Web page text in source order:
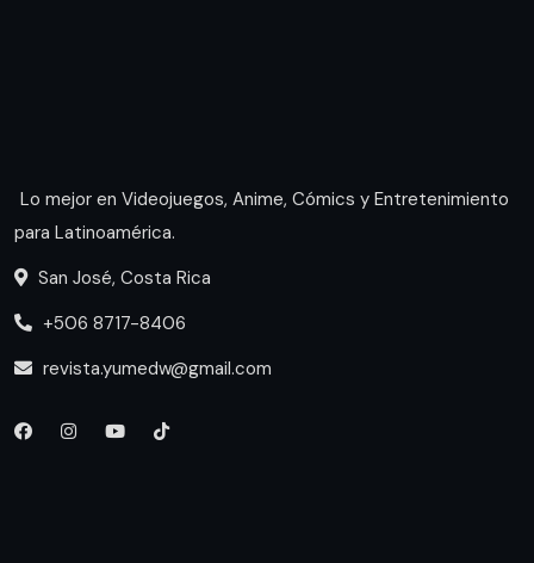
Lo mejor en Videojuegos, Anime, Cómics y Entretenimiento
para Latinoamérica.
San José, Costa Rica
+506 8717-8406
revista.yumedw@gmail.com